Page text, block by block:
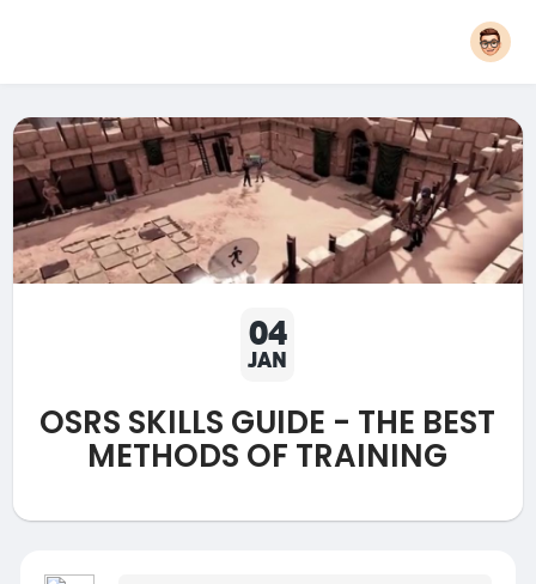
04
JAN
OSRS SKILLS GUIDE - THE BEST
METHODS OF TRAINING